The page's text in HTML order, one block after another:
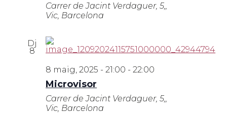
Carrer de Jacint Verdaguer, 5,,
Vic, Barcelona
Dj
8
8 maig, 2025 - 21:00 -22:00
Microvisor
Carrer de Jacint Verdaguer, 5,,
Vic, Barcelona